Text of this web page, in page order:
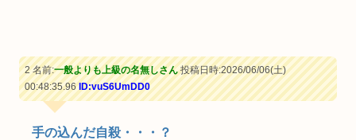
2 名前:一般よりも上級の名無しさん投稿日時:2026/06/06(土)
00:48:35.96ID:vuS6UmDD0
手の込んだ自殺・・・？